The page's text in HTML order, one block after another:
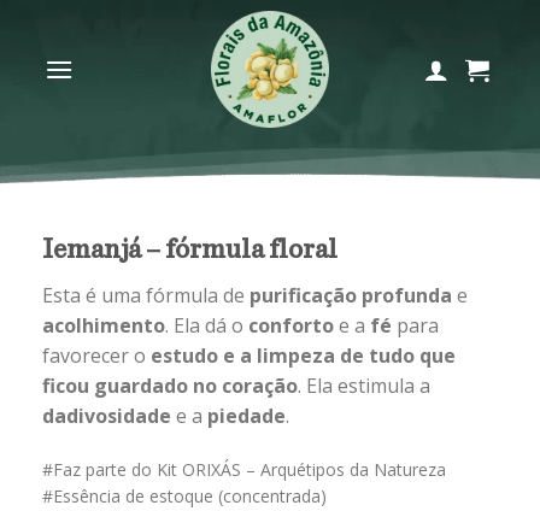
content
Iemanjá – fórmula floral
Esta é uma fórmula de purificação profunda e
acolhimento. Ela dá o confortoe a fé para
favorecer o estudo e a limpeza de tudo que
ficou guardado no coração. Ela estimula a
dadivosidade e a piedade.
#Faz parte do Kit ORIXÁS – Arquétipos da Natureza
#Essência de estoque (concentrada)